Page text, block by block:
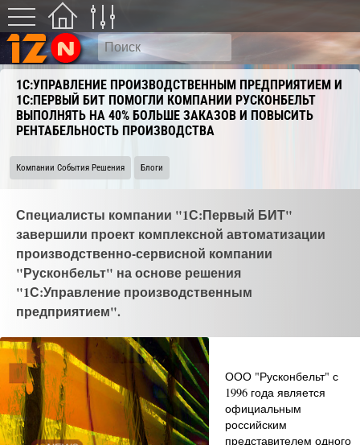
1С:УПРАВЛЕНИЕ ПРОИЗВОДСТВЕННЫМ ПРЕДПРИЯТИЕМ И
1С:ПЕРВЫЙ БИТ ПОМОГЛИ КОМПАНИИ РУСКОНБЕЛЬТ
ВЫПОЛНЯТЬ НА 40% БОЛЬШЕ ЗАКАЗОВ И ПОВЫСИТЬ
РЕНТАБЕЛЬНОСТЬ ПРОИЗВОДСТВА
Компании События Решения Блоги
Специалисты компании "1С:Первый БИТ"
завершили проект комплексной автоматизации
производственно-сервисной компании
"Русконбельт" на основе решения
"1С:Управление производственным
предприятием".
ООО "Русконбельт" с
1996 года является
официальным
российским
представителем одного